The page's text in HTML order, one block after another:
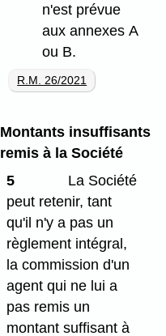
n'est prévue
aux annexes A
ou B.
R.M. 26/2021
Montants insuffisants
remis à la Société
5
La Société
peut retenir, tant
qu'il n'y a pas un
règlement intégral,
la commission d'un
agent qui ne lui a
pas remis un
montant suffisant à